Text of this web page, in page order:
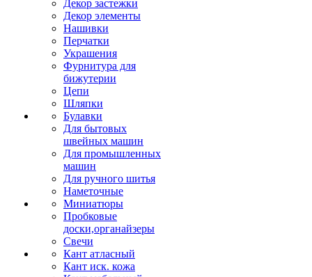
Декор застежки
Декор элементы
Нашивки
Перчатки
Украшения
Фурнитура для
бижутерии
Цепи
Шляпки
Булавки
Для бытовых
швейных машин
Для промышленных
машин
Для ручного шитья
Наметочные
Миниатюры
Пробковые
доски,органайзеры
Свечи
Кант атласный
Кант иск. кожа